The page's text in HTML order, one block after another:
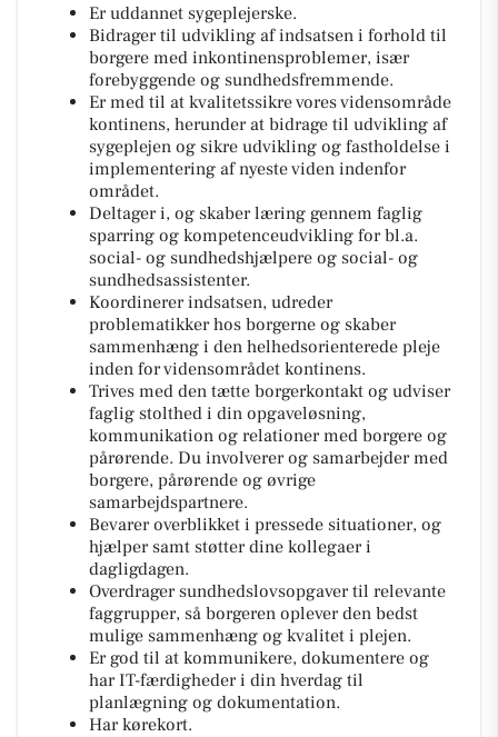
Er uddannet sygeplejerske.
Bidrager til udvikling af indsatsen i forhold til
borgere med inkontinensproblemer, især
forebyggende og sundhedsfremmende.
Er med til at kvalitetssikre vores vidensområde
kontinens, herunder at bidrage til udvikling af
sygeplejen og sikre udvikling og fastholdelse i
implementering af nyeste viden indenfor
området.
Deltager i, og skaber læring gennem faglig
sparring og kompetenceudvikling for bl.a.
social- og sundhedshjælpere og social- og
sundhedsassistenter.
Koordinerer indsatsen, udreder
problematikker hos borgerne og skaber
sammenhæng i den helhedsorienterede pleje
inden for vidensområdet kontinens.
Trives med den tætte borgerkontakt og udviser
faglig stolthed i din opgaveløsning,
kommunikation og relationer med borgere og
pårørende. Du involverer og samarbejder med
borgere, pårørende og øvrige
samarbejdspartnere.
Bevarer overblikket i pressede situationer, og
hjælper samt støtter dine kollegaer i
dagligdagen.
Overdrager sundhedslovsopgaver til relevante
faggrupper, så borgeren oplever den bedst
mulige sammenhæng og kvalitet i plejen.
Er god til at kommunikere, dokumentere og
har IT-færdigheder i din hverdag til
planlægning og dokumentation.
Har kørekort.